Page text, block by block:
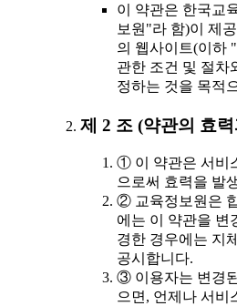
이 약관은 한국교
보원"라 함)이 제
의 웹사이트(이하
관한 조건 및 절차
정하는 것을 목적
제 2 조 (약관의 효
① 이 약관은 서비
으로써 효력을 발
② 교육정보원은
에는 이 약관을 변
경한 경우에는 지
공시합니다.
③ 이용자는 변경
으면, 언제나 서비